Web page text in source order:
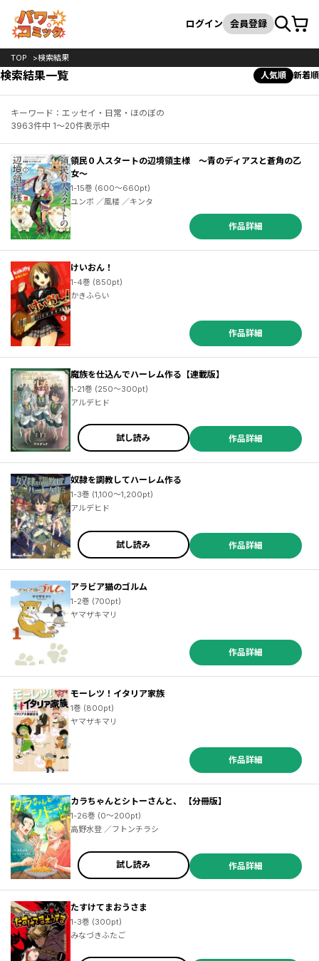
検索
ログイン 会員登録カート
TOP 検索結果
検索結果一覧 人気順 新着順
キーワード：エッセイ・日常・ほのぼの
3963件中 1～20件表示中
領民０人スタートの辺境領主様 ～青のディアスと蒼角の乙
女～
1-15巻 (600～660pt)
ユンボ ／風楼 ／キンタ
作品詳細
けいおん！
1-4巻 (850pt)
かきふらい
作品詳細
魔族を仕込んでハーレム作る【連載版】
1-21巻 (250～300pt)
アルデヒド
試し読み 作品詳細
奴隷を調教してハーレム作る
1-3巻 (1,100～1,200pt)
アルデヒド
試し読み 作品詳細
アラビア猫のゴルム
1-2巻 (700pt)
ヤマザキマリ
作品詳細
モーレツ！イタリア家族
1巻 (800pt)
ヤマザキマリ
作品詳細
カラちゃんとシトーさんと、 【分冊版】
1-26巻 (0～200pt)
高野水登 ／フトンチラシ
試し読み 作品詳細
たすけてまおうさま
1-3巻 (300pt)
みなづきふたご